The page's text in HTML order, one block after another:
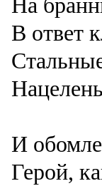
На
В ответ
И
Герой,